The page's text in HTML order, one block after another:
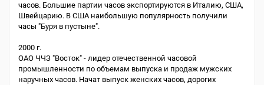
часов. Большие партии часов экспортируются в Италию, США,
Швейцарию. В США наибольшую популярность получили
часы "Буря в пустыне".
2000 г.
ОАО ЧЧЗ "Восток" - лидер отечественной часовой
промышленности по объемам выпуска и продаж мужских
наручных часов. Начат выпуск женских часов, дорогих